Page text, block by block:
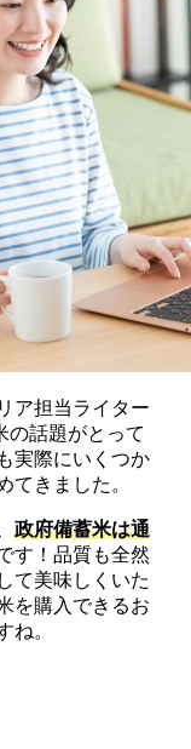
ア担当ライター
の話題がとって
実際にいくつか
てきました。
政府備蓄米は通
す！品質も全然
て美味しくいた
を購入できるお
ね。